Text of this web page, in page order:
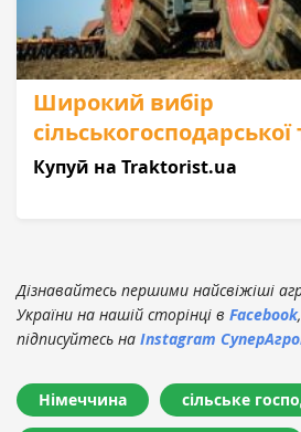
Широкий вибір
сільськогосподарської
Купуй на Traktorist.ua
Дізнавайтесь першими найсвіжіші
України на нашій сторінці в Facebook,
підписуйтесь на Instagram
Німеччина сільське